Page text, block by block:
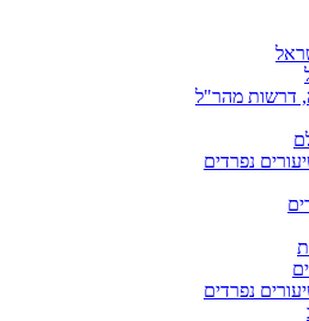
דרשות מהר"ל
נפרדים
נפרדים